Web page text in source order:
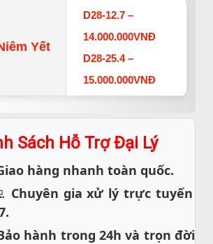
Yết
D28-12.7 –
14.000.000VNĐ
D28-25.4 –
15.000.000VNĐ
Sách Hỗ Trợ Đại Lý
hàng nhanh toàn quốc.
Chuyên gia xử lý trực tuyến
hành trong 24h và trọn đời